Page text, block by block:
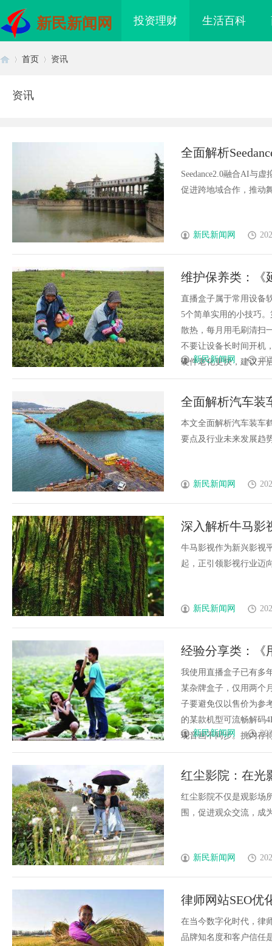
新民新闻网 投资理财 生活百科
首页 资讯
资讯
全面解析
Seedance2.0融合AI与
促进跨地域合作，推动
新民新闻网
维护保养类：《
顿》
直播盒子属于常用设备
5个简单实用的小技巧
散热，每月用毛刷清扫
不要让设备长时间开机
硬件老化更快，建议开
新民新闻网
全面解析汽车装
本文全面解析汽车装车
要点及行业未来发展趋
新民新闻网
深入解析牛马影
牛马影视作为新兴影视
起，正引领影视行业迈
新民新闻网
经验分享类：《
我使用直播盒子已有多
某杂牌盒子，仅用两个
子要避免仅以售价为参
的某款机型可流畅解码
现音画不同步。挑内存
新民新闻网
红尘影院：在光
红尘影院不仅是观影场
围，促进观众交流，成
新民新闻网
律师网站SEO优
在当今数字化时代，律
品牌知名度和客户信任
即用，规避侵权风险 2026年工程验收趋严，反光路锥
膜耐久才是关键项